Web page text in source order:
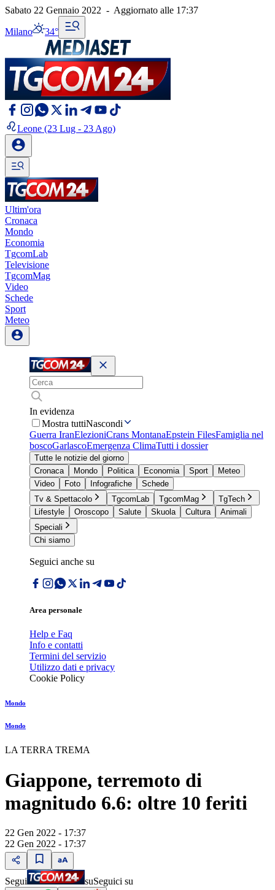
Sabato 22 Gennaio 2022 - Aggiornato alle 17:37
Milano 34°
Leone (23 Lug - 23 Ago)
Ultim'ora
Cronaca
Mondo
Economia
TgcomLab
Televisione
TgcomMag
Video
Schede
Sport
Meteo
In evidenza
Mostra tuttiNascondi
Guerra IranElezioniCrans MontanaEpstein FilesFamiglia nel
boscoGarlascoEmergenza ClimaTutti i dossier
Tutte le notizie del giorno
Cronaca
Mondo Politica Economia Sport
Meteo
Video
Foto Infografiche
Schede
Tv & Spettacolo
TgcomLab TgcomMag
TgTech
Lifestyle
Oroscopo Salute Skuola Cultura
Animali
Speciali
Chi siamo
Seguici anche su
Area personale
Help e Faq
Info e contatti
Termini del servizio
Utilizzo dati e privacy
Cookie Policy
Mondo
Mondo
LA TERRA TREMA
Giappone, terremoto di
magnitudo 6.6: oltre 10 feriti
22 Gen 2022 - 17:37
22 Gen 2022 - 17:37
Segui suSeguici su